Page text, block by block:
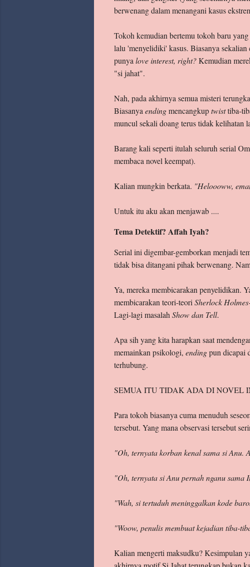
berwenang dalam menangani kasus
Tokoh kemudian bertemu tokoh baru
lalu 'menyelidiki' kasus. Biasanya
punyalove interest, right?Kemudian
"si jahat".
Nah, pada akhirnya semua misteri
Biasanyaendingmencangkuptwisttiba-
muncul sekali doang terus tidak kelihatan
Barang kali seperti itulah seluruh serial
membaca novel keempat).
Kalian mungkin berkata. "Heloooww,
Untuk itu aku akan menjawab ....
Tema Detektif? Affah Iyah?
Serial ini digembar-gemborkan menjadi
tidak bisa ditangani pihak berwenang.
Ya, mereka membicarakan penyelidikan.
membicarakan teori-teoriSherlock
Lagi-lagi masalahShow dan Tell.
Apa sih yang kita harapkan saat
memainkan psikologi, endingpun dicapai
terhubung.
SEMUA ITU TIDAK ADA DI NOVEL
Para tokoh biasanya cuma menuduh
tersebut. Yang mana observasi tersebut
"Oh, ternyata korban kenal sama si Anu.
"Oh, ternyata si Anu pernah nganu
"Wah, si tertuduh meninggalkan kode
"Woow, penulis membuat kejadian tiba-
Kalian mengerti maksudku? Kesimpulan